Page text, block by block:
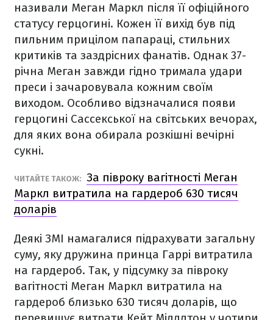
називали Меган Маркл після її офіційного
статусу герцогині. Кожен її вихід був під
пильним прицілом папараці, стильних
критиків та заздрісних фанатів. Однак 37-
річна Меган завжди гідно тримала удари
преси і зачаровувала кожним своїм
виходом. Особливо відзначалися появи
герцогині Сассекської на світських вечорах,
для яких вона обирала розкішні вечірні
сукні.
ЧИТАЙТЕ ТАКОЖ: За півроку вагітності Меган
Маркл витратила на гардероб 630 тисяч
доларів
Деякі ЗМІ намагалися підрахувати загальну
суму, яку дружина принца Гаррі витратила
на гардероб. Так, у підсумку за півроку
вагітності Меган Маркл витратила на
гардероб близько 630 тисяч доларів, що